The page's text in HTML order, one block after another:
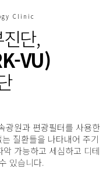
Clinic
단,
VU)
광원과 편광필터를 사용한
질환들을 나타내어 주기
가능하고 세심하고 디테
있습니다.